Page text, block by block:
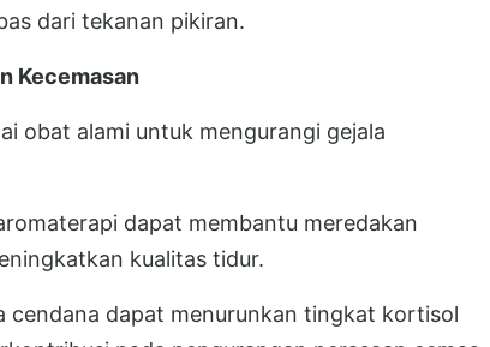
dari tekanan pikiran.
Kecemasan
obat alami untuk mengurangi gejala
dapat membantu meredakan
kualitas tidur.
cendana dapat menurunkan tingkat kortisol